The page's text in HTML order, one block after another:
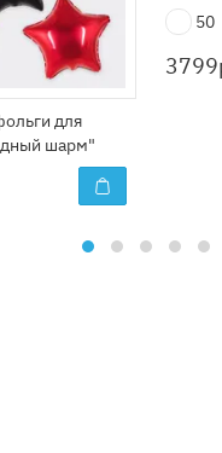
для
шарм"
50
3799